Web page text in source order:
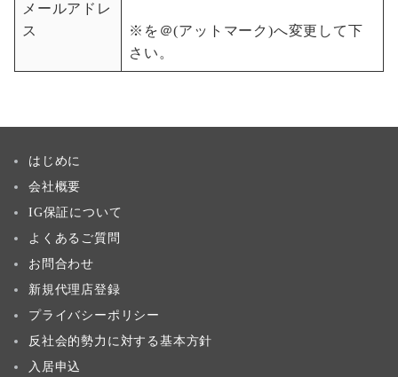
メールアドレ
ス
※を＠(アットマーク)へ変更して下
さい。
はじめに
会社概要
IG保証について
よくあるご質問
お問合わせ
新規代理店登録
プライバシーポリシー
反社会的勢力に対する基本方針
入居申込